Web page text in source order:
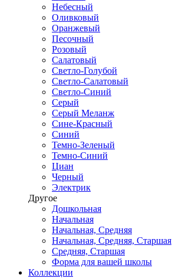
Небесный
Оливковый
Оранжевый
Песочный
Розовый
Салатовый
Светло-Голубой
Светло-Салатовый
Светло-Синий
Серый
Серый Меланж
Сине-Красный
Синий
Темно-Зеленый
Темно-Синий
Циан
Черный
Электрик
Другое
Дошкольная
Начальная
Начальная, Средняя
Начальная, Средняя, Старшая
Средняя, Старшая
Форма для вашей школы
Коллекции